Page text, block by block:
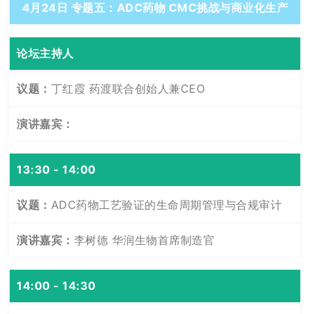
4月24日 专题五：ADC药物 CMC挑战与商业化生产
论坛主持人
丁红霞 药渡联合创始人兼CEO
13:30 - 14:00
ADC药物工艺验证的生命周期管理与合规审计
李树德 华润生物首席制造官
14:00 - 14:30